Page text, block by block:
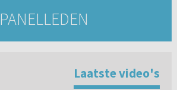
PANELLEDEN
Laatste video's